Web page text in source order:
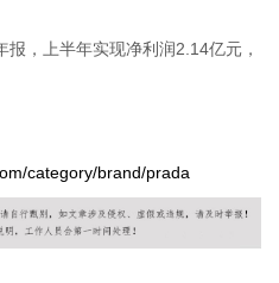
，上半年实现净利润2.14亿元，
category/brand/prada